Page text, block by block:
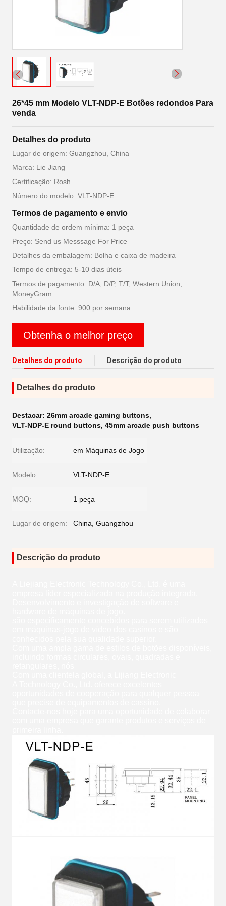
26*45 mm Modelo VLT-NDP-E Botões redondos Para
venda
Detalhes do produto
Lugar de origem: Guangzhou, China
Marca: Lie Jiang
Certificação: Rosh
Número do modelo: VLT-NDP-E
Termos de pagamento e envio
Quantidade de ordem mínima: 1 peça
Preço: Send us Messsage For Price
Detalhes da embalagem: Bolha e caixa de madeira
Tempo de entrega: 5-10 dias úteis
Termos de pagamento: D/A, D/P, T/T, Western Union,
MoneyGram
Habilidade da fonte: 900 por semana
Obtenha o melhor preço
Detalhes do produto Descrição do produto
Detalhes do produto
Destacar: 26mm arcade gaming buttons,
VLT-NDP-E round buttons, 45mm arcade push buttons
Utilização: em Máquinas de Jogo
Modelo: VLT-NDP-E
MOQ: 1 peça
Lugar de origem: China, Guangzhou
Descrição do produto